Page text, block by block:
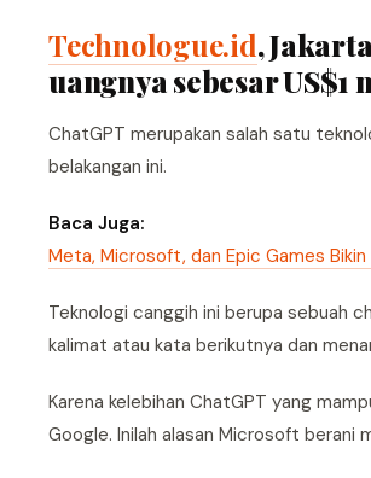
Technologue.id,
uangnya sebesar
ChatGPT merupakan salah satu
belakangan ini.
Baca Juga:
Meta, Microsoft, dan Epic Games
Teknologi canggih ini berupa sebuah
kalimat atau kata berikutnya dan
Karena kelebihan ChatGPT yang
Google. Inilah alasan Microsoft berani